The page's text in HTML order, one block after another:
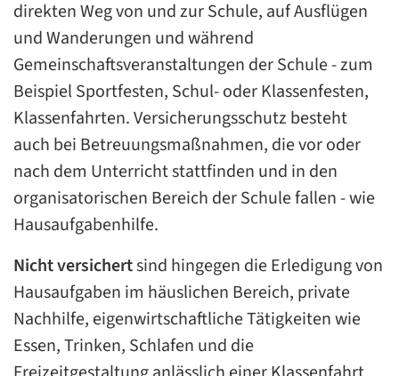
direkten Weg von und zur Schule, auf Ausflügen
und Wanderungen und während
Gemeinschaftsveranstaltungen der Schule - zum
Beispiel Sportfesten, Schul- oder Klassenfesten,
Klassenfahrten. Versicherungsschutz besteht
auch bei Betreuungsmaßnahmen, die vor oder
nach dem Unterricht stattfinden und in den
organisatorischen Bereich der Schule fallen - wie
Hausaufgabenhilfe.
Nicht versichertsind hingegen die Erledigung von
Hausaufgaben im häuslichen Bereich, private
Nachhilfe, eigenwirtschaftliche Tätigkeiten wie
Essen, Trinken, Schlafen und die